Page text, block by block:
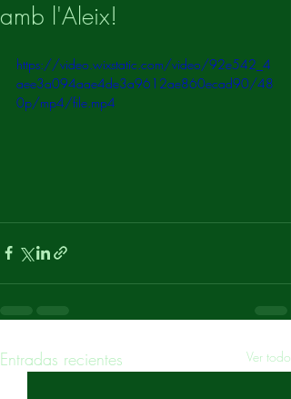
amb l'Aleix!
https://video.wixstatic.com/video/92e542_4
aee3a094aae4de3a9612ae860ecad90/48
0p/mp4/file.mp4
Entradas recientes Ver todo